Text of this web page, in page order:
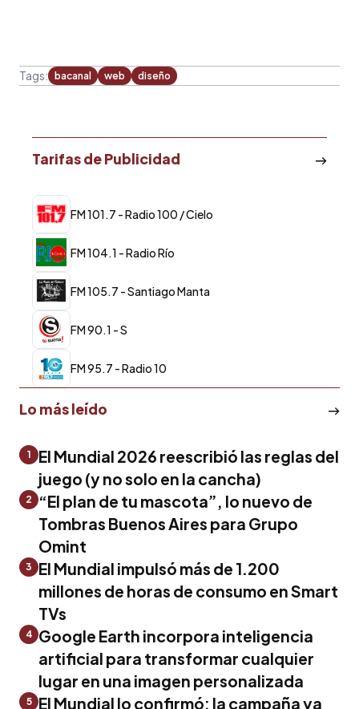
Tags: bacanal web diseño
Tarifas de Publicidad
FM 101.7 - Radio 100 / Cielo
FM 104.1 - Radio Río
FM 105.7 - Santiago Manta
FM 90.1 - S
FM 95.7 - Radio 10
Lo más leído
1
El Mundial 2026 reescribió las reglas del
juego (y no solo en la cancha)
2
“El plan de tu mascota”, lo nuevo de
Tombras Buenos Aires para Grupo
Omint
3
El Mundial impulsó más de 1.200
millones de horas de consumo en Smart
TVs
4 Google Earth incorpora inteligencia
artificial para transformar cualquier
lugar en una imagen personalizada
5 El Mundial lo confirmó: la campaña ya